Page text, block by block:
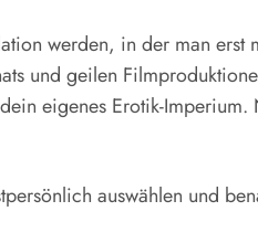
werden, in der man erst
und geilen
eigenes Erotik-
auswählen und